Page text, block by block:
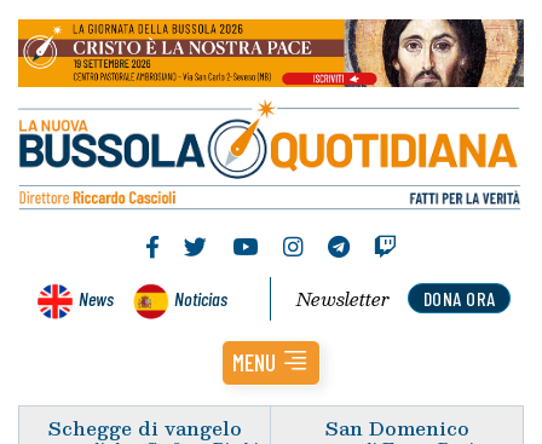
News Noticias DONA ORA
Newsletter
MENU
Schegge di vangelo San Domenico